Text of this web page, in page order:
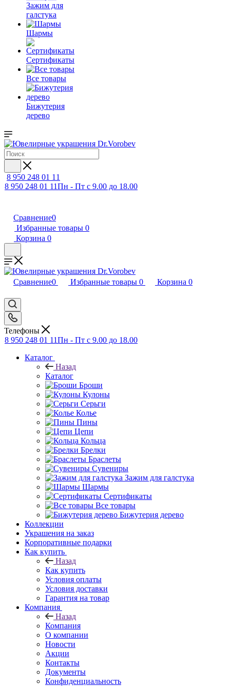
Зажим для
галстука
Шармы
Сертификаты
Все товары
Бижутерия
дерево
8 950 248 01 11
8 950 248 01 11Пн - Пт с 9.00 до 18.00
Сравнение0
Избранные товары 0
Корзина 0
Сравнение0 Избранные товары 0 Корзина 0
Телефоны
8 950 248 01 11Пн - Пт с 9.00 до 18.00
Каталог
Назад
Каталог
Броши
Кулоны
Серьги
Колье
Пины
Цепи
Кольца
Брелки
Браслеты
Сувениры
Зажим для галстука
Шармы
Сертификаты
Все товары
Бижутерия дерево
Коллекции
Украшения на заказ
Корпоративные подарки
Как купить
Назад
Как купить
Условия оплаты
Условия доставки
Гарантия на товар
Компания
Назад
Компания
О компании
Новости
Акции
Контакты
Документы
Конфиденциальность